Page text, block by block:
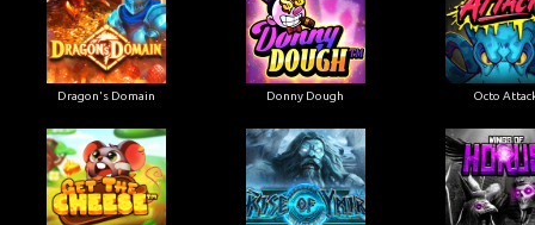
Dragon's Domain Donny Dough Octo